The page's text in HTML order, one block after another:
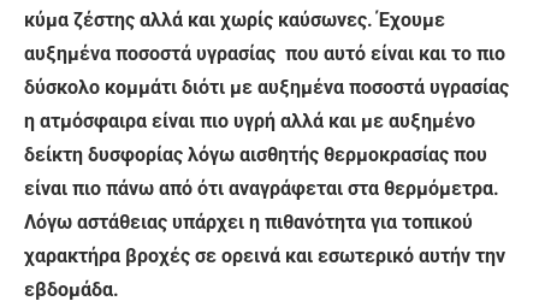
κύμα ζέστης αλλά και χωρίς καύσωνες. Έχουμε
αυξημένα ποσοστά υγρασίας που αυτό είναι και το πιο
δύσκολο κομμάτι διότι με αυξημένα ποσοστά υγρασίας
η ατμόσφαιρα είναι πιο υγρή αλλά και με αυξημένο
δείκτη δυσφορίας λόγω αισθητής θερμοκρασίας που
είναι πιο πάνω από ότι αναγράφεται στα θερμόμετρα.
Λόγω αστάθειας υπάρχει η πιθανότητα για τοπικού
χαρακτήρα βροχές σε ορεινά και εσωτερικό αυτήν την
εβδομάδα.